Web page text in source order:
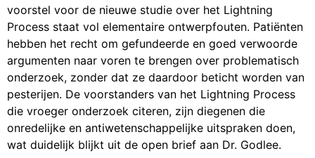
voorstel voor de nieuwe studie over het Lightning
Process staat vol elementaire ontwerpfouten. Patiënten
hebben het recht om gefundeerde en goed verwoorde
argumenten naar voren te brengen over problematisch
onderzoek, zonder dat ze daardoor beticht worden van
pesterijen. De voorstanders van het Lightning Process
die vroeger onderzoek citeren, zijn diegenen die
onredelijke en antiwetenschappelijke uitspraken doen,
wat duidelijk blijkt uit de open brief aan Dr. Godlee.